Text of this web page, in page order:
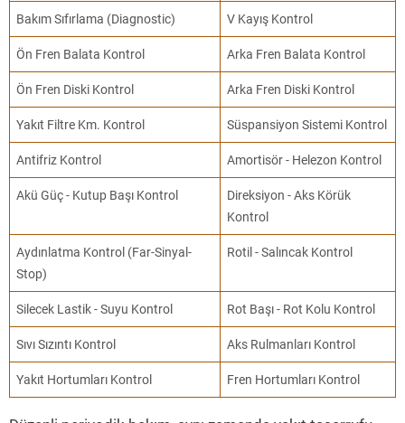
Bakım Sıfırlama (Diagnostic) V Kayış Kontrol
Ön Fren Balata Kontrol Arka Fren Balata Kontrol
Ön Fren Diski Kontrol Arka Fren Diski Kontrol
Yakıt Filtre Km. Kontrol Süspansiyon Sistemi Kontrol
Antifriz Kontrol Amortisör - Helezon Kontrol
Akü Güç - Kutup Başı Kontrol
Direksiyon - Aks Körük
Kontrol
Aydınlatma Kontrol (Far-Sinyal-
Stop)
Rotil - Salıncak Kontrol
Silecek Lastik - Suyu Kontrol Rot Başı - Rot Kolu Kontrol
Sıvı Sızıntı Kontrol Aks Rulmanları Kontrol
Yakıt Hortumları Kontrol Fren Hortumları Kontrol